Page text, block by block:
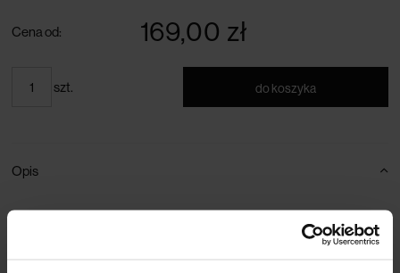
Cena od: 169,00 zł
szt. do koszyka
Opis
Brulion wydany w formacie A5 80 kartek, w linię. Zapakowany jest w
eleganckie pudełko z magnetycznym zamknięciem. Edycja zamknięta, wynosi